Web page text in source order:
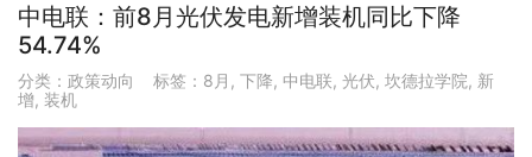
中电联：前8月光伏发电新增装机同比下降
54.74%
分类： 政策动向 标签： 8月 , 下降, 中电联, 光伏, 坎德拉学院, 新
增, 装机